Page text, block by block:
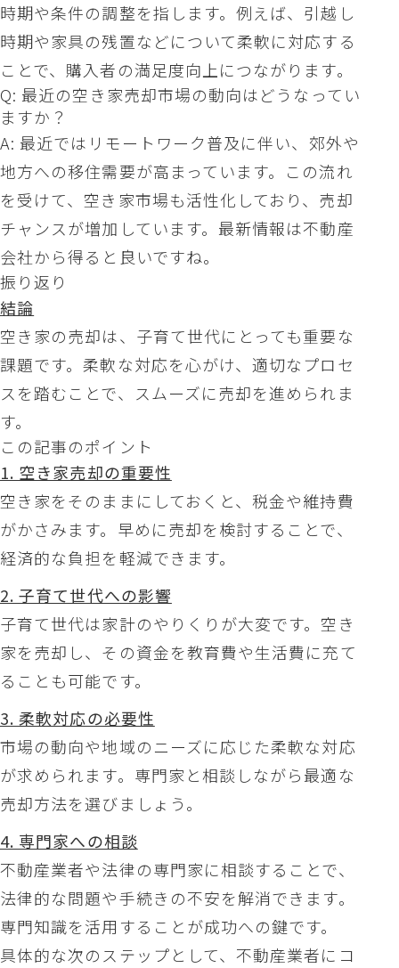
時期や条件の調整を指します。例えば、引越し
時期や家具の残置などについて柔軟に対応する
ことで、購入者の満足度向上につながります。
Q: 最近の空き家売却市場の動向はどうなってい
ますか？
A: 最近ではリモートワーク普及に伴い、郊外や
地方への移住需要が高まっています。この流れ
を受けて、空き家市場も活性化しており、売却
チャンスが増加しています。最新情報は不動産
会社から得ると良いですね。
振り返り
結論
空き家の売却は、子育て世代にとっても重要な
課題です。柔軟な対応を心がけ、適切なプロセ
スを踏むことで、スムーズに売却を進められま
す。
この記事のポイント
1. 空き家売却の重要性
空き家をそのままにしておくと、税金や維持費
がかさみます。早めに売却を検討することで、
経済的な負担を軽減できます。
2. 子育て世代への影響
子育て世代は家計のやりくりが大変です。空き
家を売却し、その資金を教育費や生活費に充て
ることも可能です。
3. 柔軟対応の必要性
市場の動向や地域のニーズに応じた柔軟な対応
が求められます。専門家と相談しながら最適な
売却方法を選びましょう。
4. 専門家への相談
不動産業者や法律の専門家に相談することで、
法律的な問題や手続きの不安を解消できます。
専門知識を活用することが成功への鍵です。
具体的な次のステップとして、不動産業者にコ